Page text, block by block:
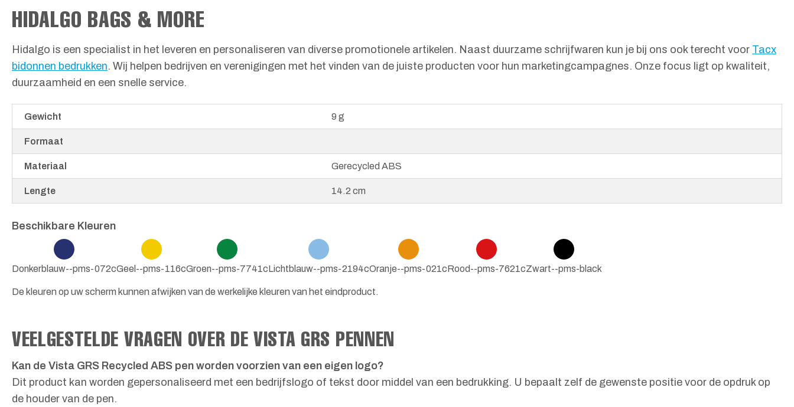
HIDALGO BAGS & MORE
Hidalgo is een specialist in het leveren en personaliseren van diverse promotionele artikelen. Naast duurzame schrijfwaren kun je bij ons ook terecht voor Tacx
bidonnen bedrukken. Wij helpen bedrijven en verenigingen met het vinden van de juiste producten voor hun marketingcampagnes. Onze focus ligt op kwaliteit,
duurzaamheid en een snelle service.
Gewicht 9 g
Formaat
Materiaal Gerecycled ABS
Lengte 14.2 cm
Beschikbare Kleuren
Donkerblauw--pms-072cGeel--pms-116cGroen--pms-7741cLichtblauw--pms-2194cOranje--pms-021cRood--pms-7621cZwart--pms-black
De kleuren op uw scherm kunnen afwijken van de werkelijke kleuren van het eindproduct.
VEELGESTELDE VRAGEN OVER DE VISTA GRS PENNEN
Kan de Vista GRS Recycled ABS pen worden voorzien van een eigen logo?
Dit product kan worden gepersonaliseerd met een bedrijfslogo of tekst door middel van een bedrukking. U bepaalt zelf de gewenste positie voor de opdruk op
de houder van de pen.